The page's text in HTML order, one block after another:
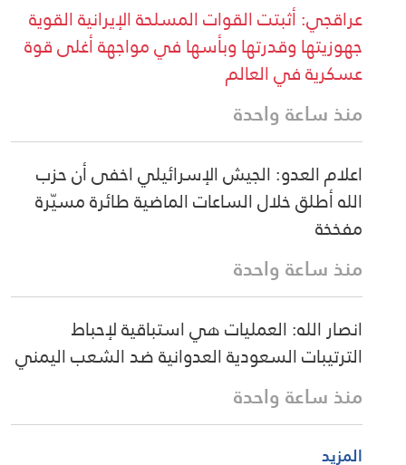
عراقجي: أثبتت القوات المسلحة الإيرانية القوية
جهوزيتها وقدرتها وبأسها في مواجهة أغلى قوة
عسكرية في العالم
منذ ساعة واحدة
اعلام العدو: الجيش الإسرائيلي اخفى أن حزب
الله أطلق خلال الساعات الماضية طائرة مسيّرة
مفخخة
منذ ساعة واحدة
انصار الله: العمليات هي استباقية لإحباط
الترتيبات السعودية العدوانية ضد الشعب اليمني
منذ ساعة واحدة
المزيد